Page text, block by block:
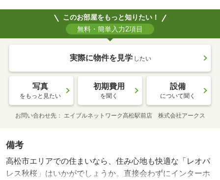
このお部屋をもっと知りたい！
無料・簡単入力2項目
実際に物件を見学 したい
写真
をもっと見たい
初期費用
を聞く
設備
について聞く
お問い合わせ先 エイブルネットワーク高松駅前店 株式会社アークス
備考
高松市エリアでの住まいなら、住み心地も快適な「レオパ
レス秋桜」はいかがでしょうか。直接会わずにインターホ